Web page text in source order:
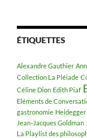
ÉTIQUETTES
Alexandre Gauthier
Collection La Pléiade
Céline Dion Edith Piaf
Eléments de
gastronomie Heidegger
Jean-Jacques Goldman
La Playlist des